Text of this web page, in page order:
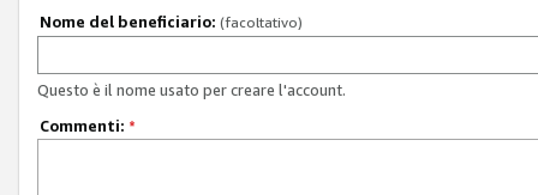
Nome del beneficiario: (facoltativo)
Questo è il nome usato per creare l'account.
Commenti: *